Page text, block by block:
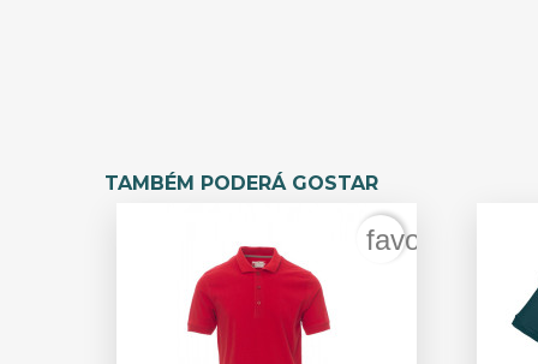
TAMBÉM PODERÁ GOSTAR